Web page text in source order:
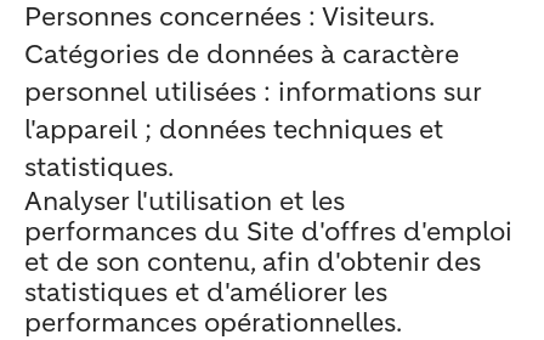
Personnes concernées : Visiteurs.
Catégories de données à caractère
personnel utilisées : informations sur
l'appareil ; données techniques et
statistiques.
Analyser l'utilisation et les
performances du Site d'offres d'emploi
et de son contenu, afin d'obtenir des
statistiques et d'améliorer les
performances opérationnelles.